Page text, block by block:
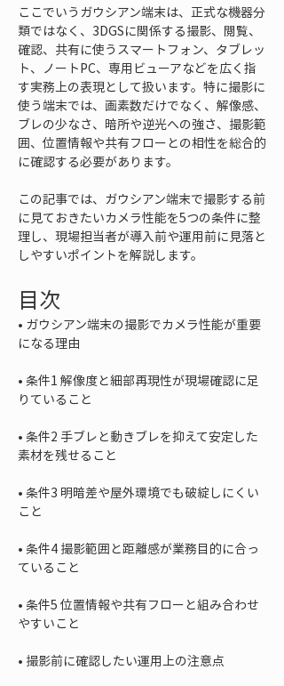
ここでいうガウシアン端末は、正式な機器分
類ではなく、3DGSに関係する撮影、閲覧、
確認、共有に使うスマートフォン、タブレッ
ト、ノートPC、専用ビューアなどを広く指
す実務上の表現として扱います。特に撮影に
使う端末では、画素数だけでなく、解像感、
ブレの少なさ、暗所や逆光への強さ、撮影範
囲、位置情報や共有フローとの相性を総合的
に確認する必要があります。
この記事では、ガウシアン端末で撮影する前
に見ておきたいカメラ性能を5つの条件に整
理し、現場担当者が導入前や運用前に見落と
しやすいポイントを解説します。
目次
• ガウシアン端末の撮影でカメラ性能が重要
• 条件1 解像度と細部再現性が現場確認に足
• 条件2 手ブレと動きブレを抑えて安定した
• 条件3 明暗差や屋外環境でも破綻しにくい
• 条件4 撮影範囲と距離感が業務目的に合っ
• 条件5 位置情報や共有フローと組み合わせ
•